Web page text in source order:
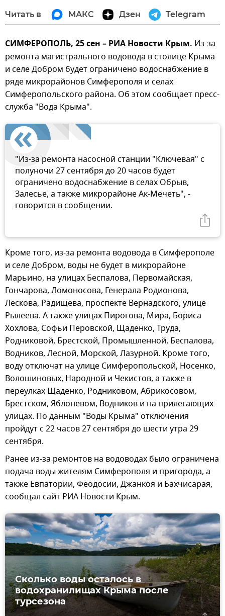
Читать в МАКС Дзен Telegram
СИМФЕРОПОЛЬ, 25 сен – РИА Новости Крым. Из-за
ремонта магистрального водовода в столице Крыма
и селе Добром будет ограничено водоснабжение в
ряде микрорайонов Симферополя и селах
Симферопольского района. Об этом сообщает пресс-
служба "Вода Крыма".
"Из-за ремонта насосной станции "Ключевая" с
полуночи 27 сентября до 20 часов будет
ограничено водоснабжение в селах Обрыв,
Залесье, а также микрорайоне Ак-Мечеть", -
говорится в сообщении.
Кроме того, из-за ремонта водовода в Симферополе
и селе Добром, воды не будет в микрорайоне
Марьино, на улицах Беспалова, Первомайская,
Гончарова, Ломоносова, Генерала Родионова,
Лескова, Радищева, проспекте Вернадского, улице
Рылеева. А также улицах Пирогова, Мира, Бориса
Хохлова, Софьи Перовской, Щаденко, Труда,
Родниковой, Брестской, Промышленной, Беспалова,
Водников, Лесной, Морской, Лазурной. Кроме того,
воду отключат на улице Симферопольской, Носенко,
Волошиновых, Народной и Чекистов, а также в
переулках Щаденко, Родниковом, Абрикосовом,
Брестском, Яблоневом, Водников и на прилегающих
улицах. По данным "Воды Крыма" отключения
пройдут с 22 часов 27 сентября до шести утра 29
сентября.
Ранее из-за ремонтов на водоводах было ограничена
подача воды жителям Симферополя и пригорода, а
также Евпатории, Феодосии, Джанкоя и Бахчисарая,
сообщал сайт РИА Новости Крым.
Сколько воды осталось в
водохранилищах Крыма после
турсезона